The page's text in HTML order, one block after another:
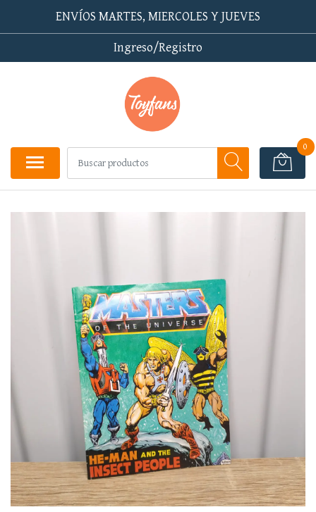
ENVÍOS MARTES, MIERCOLES Y JUEVES
Ingreso/Registro
0